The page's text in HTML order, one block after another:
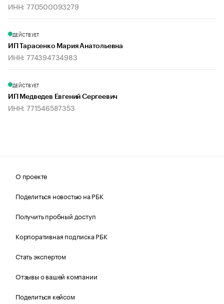
ИНН: 770500093279
ДЕЙСТВУЕТ
ИП Тарасенко Мария Анатольевна
ИНН: 774394734983
ДЕЙСТВУЕТ
ИП Медведев Евгений Сергеевич
ИНН: 771546587353
О проекте
Поделиться новостью на РБК
Получить пробный доступ
Корпоративная подписка РБК
Стать экспертом
Отзывы о вашей компании
Поделиться кейсом